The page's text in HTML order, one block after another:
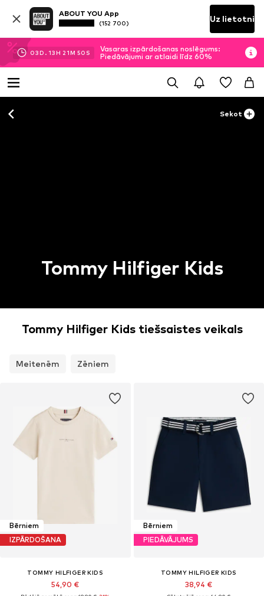
ABOUT YOU App
(152 700) Uz lietotni
03D. 13H 21M 50 S
Vasaras izpārdošanas noslēgums:
Piedāvājumi ar atlaidi līdz 60%
Sekot
Tommy Hilfiger Kids
Tommy Hilfiger Kids tiešsaistes veikals
Meitenēm Zēniem
Bērniem
IZPĀRDOŠANA
TOMMY HILFIGER KIDS
54,90 €
Bērniem
PIEDĀVĀJUMS
TOMMY HILFIGER KIDS
38,94 €